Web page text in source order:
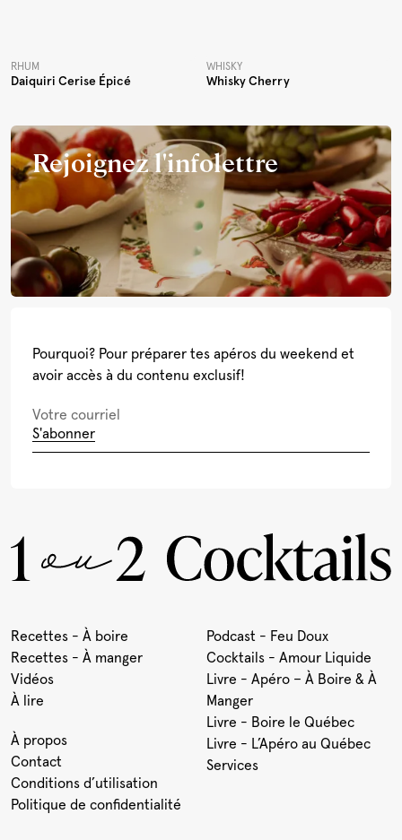
RHUM
Daiquiri Cerise Épicé
WHISKY
Whisky Cherry
Rejoignez l'infolettre
Pourquoi? Pour préparer tes apéros du weekend et
avoir accès à du contenu exclusif!
S'abonner
Recettes - À boire
Recettes - À manger
Vidéos
À lire
Podcast - Feu Doux
Cocktails - Amour Liquide
Livre - Apéro – À Boire & À
Manger
Livre - Boire le Québec
Livre - L’Apéro au Québec
Services
À propos
Contact
Conditions d’utilisation
Politique de confidentialité